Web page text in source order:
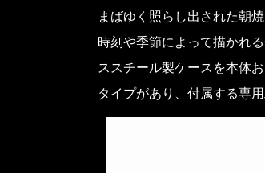
まばゆく照らし出された朝
時刻や季節によって描かれ
ススチール製ケースを本体
タイプがあり、付属する専